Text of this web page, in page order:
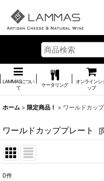
LAMMASについ
て
ケータリング
オンラインシ
ップ
ホーム > 限定商品！ > ワールドカッ
ワールドカッププレート [
0件